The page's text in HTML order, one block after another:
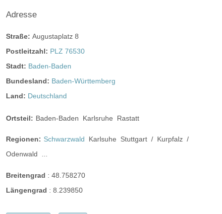
Frühere/Längere Öffnungszeiten
Wir berechnen pro angefangener Stunde, die wir außerhalb
unsere Öffnungszeiten für die Gäste da
sind einen Stundensatz von:
Vor 18.00 Uhr und nach 1.00 Uhr bzw. am Wochenende
(Fr.& Sa.) nach 2.00 Uhr.
bis 50 Personen € 200,- / Stunde
50-100 Personen € 300,- / Stunde
Adresse
Straße: Augustaplatz 8
Postleitzahl: PLZ 76530
Stadt: Baden-Baden
Bundesland: Baden-Württemberg
Land: Deutschland
Ortsteil: Baden-Baden Karlsruhe Rastatt
Regionen: Schwarzwald Karlsuhe Stuttgart / Kurpfalz /
Odenwald
...
Breitengrad : 48.758270
Längengrad : 8.239850